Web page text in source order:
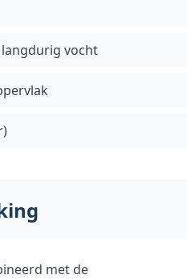
vocht
met de